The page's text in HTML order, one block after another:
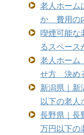
老人ホーム
か 費用の
喫煙可能
るスペース
老人ホー
せ方 決め
新潟県｜新
以下の老
長野県｜長
万円以下